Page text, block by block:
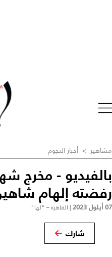
مشاهير > أخبار النجوم
بالفيديو - مخرج
رفضته إلهام
07 أيلول 2023 | القاهرة – "لها"
شارك